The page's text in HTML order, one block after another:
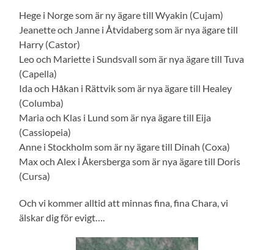
Hege i Norge som är ny ägare till Wyakin (Cujam)
Jeanette och Janne i Åtvidaberg som är nya ägare till
Harry (Castor)
Leo och Mariette i Sundsvall som är nya ägare till Tuva
(Capella)
Ida och Håkan i Rättvik som är nya ägare till Healey
(Columba)
Maria och Klas i Lund som är nya ägare till Eija
(Cassiopeia)
Anne i Stockholm som är ny ägare till Dinah (Coxa)
Max och Alex i Åkersberga som är nya ägare till Doris
(Cursa)
Och vi kommer alltid att minnas fina, fina Chara, vi
älskar dig för evigt….